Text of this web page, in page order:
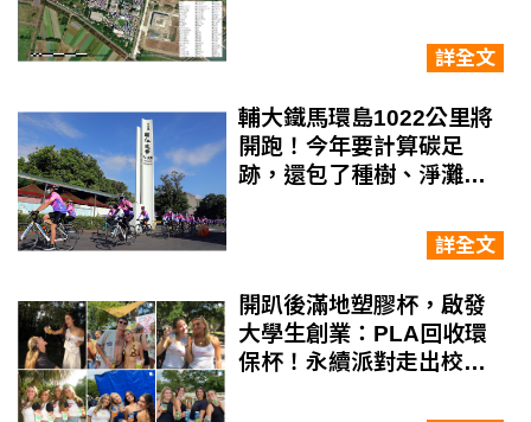
詳全文
輔大鐵馬環島1022公里將
開跑！今年要計算碳足
跡，還包了種樹、淨灘、
詳全文
開趴後滿地塑膠杯，啟發
大學生創業：PLA回收環
保杯！永續派對走出校